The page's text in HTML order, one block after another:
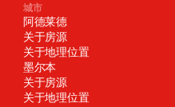
城市
阿德莱德
关于房源
关于地理位置
墨尔本
关于房源
关于地理位置